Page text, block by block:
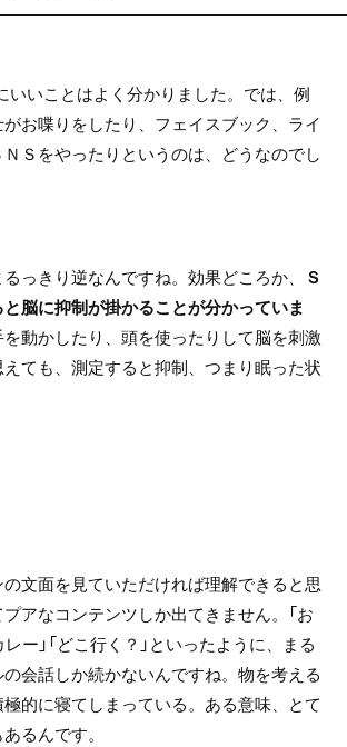
いいことはよく分かりました。では、例
お喋りをしたり、フェイスブック、ライ
Ｓをやったりというのは、どうなのでし
っきり逆なんですね。効果どころか、
Ｓ
脳に抑制が掛かることが分かっていま
を動かしたり、頭を使ったりして脳を刺激
ても、測定すると抑制、つまり眠った状
文面を見ていただければ理解できると思
アなコンテンツしか出てきません。「お
レー」「どこ行く？」といったように、まる
会話しか続かないんですね。物を考える
的に寝てしまっている。ある意味、とて
るんです。